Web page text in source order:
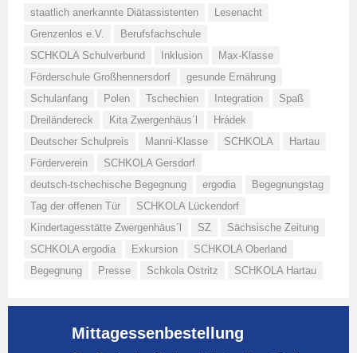
staatlich anerkannte Diätassistenten
Lesenacht
Grenzenlos e.V.
Berufsfachschule
SCHKOLA Schulverbund
Inklusion
Max-Klasse
Förderschule Großhennersdorf
gesunde Ernährung
Schulanfang
Polen Tschechien Integration
Spaß
Dreiländereck
Kita Zwergenhäus´l
Hrádek
Deutscher Schulpreis
Manni-Klasse SCHKOLA
Hartau
Förderverein
SCHKOLA Gersdorf
deutsch-tschechische Begegnung
ergodia
Begegnungstag
Tag der offenen Tür
SCHKOLA Lückendorf
Kindertagesstätte Zwergenhäus´l
SZ
Sächsische Zeitung
SCHKOLA ergodia
Exkursion
SCHKOLA Oberland
Begegnung
Presse Schkola Ostritz SCHKOLA Hartau
Mittagessenbestellung